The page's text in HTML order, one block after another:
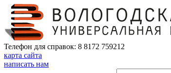
Телефон для справок: 8 8172 759212
карта сайта
написать нам